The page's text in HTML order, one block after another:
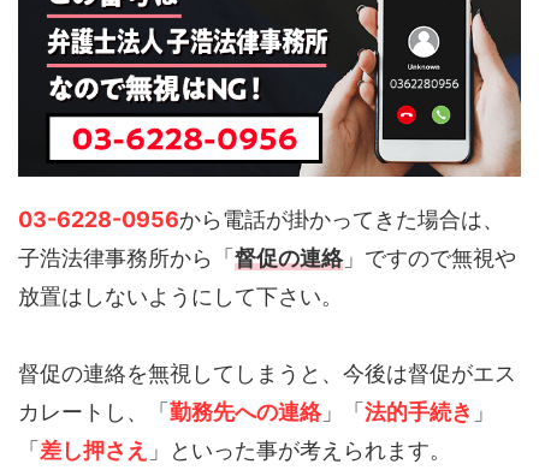
03-6228-0956から電話が掛かってきた場合は、
子浩法律事務所から「 督促の連絡」ですので無視や
放置はしないようにして下さい。
督促の連絡を無視してしまうと、今後は督促がエス
カレートし、「 勤務先への連絡」「 法的手続き 」
「 差し押さえ 」といった事が考えられます。